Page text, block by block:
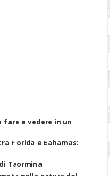
fare e vedere in un
Florida e Bahamas:
Taormina